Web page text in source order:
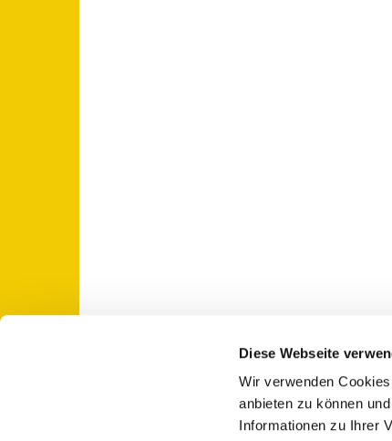
Diese Webseite
Wir verwenden
anbieten zu können
Informationen zu Ihrer
St. Otto: Katholische Kirche